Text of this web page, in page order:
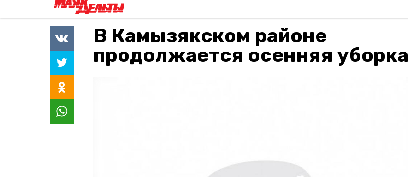
В Камызякском районе
продолжается осенняя уборка